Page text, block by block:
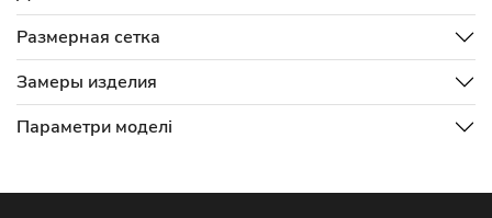
Размерная сетка
Замеры изделия
Параметри моделі